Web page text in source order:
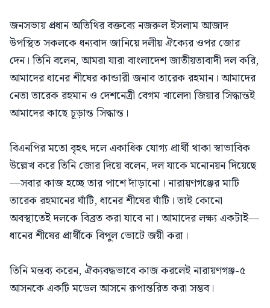
জনসভায় প্রধান অতিথির বক্তব্যে নজরুল ইসলাম আজাদ
উপস্থিত সকলকে ধন্যবাদ জানিয়ে দলীয় ঐক্যের ওপর জোর
দেন। তিনি বলেন, আমরা যারা বাংলাদেশ জাতীয়তাবাদী দল করি,
আমাদের ধানের শীষের কান্ডারী জনাব তারেক রহমান। আমাদের
নেতা তারেক রহমান ও দেশনেত্রী বেগম খালেদা জিয়ার সিদ্ধান্তই
আমাদের কাছে চূড়ান্ত সিদ্ধান্ত।
বিএনপির মতো বৃহৎ দলে একাধিক যোগ্য প্রার্থী থাকা স্বাভাবিক
উল্লেখ করে তিনি জোর দিয়ে বলেন, দল যাকে মনোনয়ন দিয়েছে
—সবার কাজ হচ্ছে তার পাশে দাঁড়ানো। নারায়ণগঞ্জের মাটি
তারেক রহমানের ঘাঁটি, ধানের শীষের ঘাঁটি। তাই কোনো
অবস্থাতেই দলকে বিব্রত করা যাবে না। আমাদের লক্ষ্য একটাই—
ধানের শীষের প্রার্থীকে বিপুল ভোটে জয়ী করা।
তিনি মন্তব্য করেন, ঐক্যবদ্ধভাবে কাজ করলেই নারায়ণগঞ্জ-৫
আসনকে একটি মডেল আসনে রূপান্তরিত করা সম্ভব।